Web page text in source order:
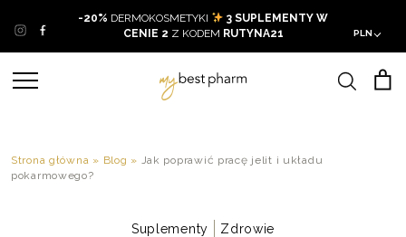
to
-20% DERMOKOSMETYKI
3 SUPLEMENTY W
CENIE 2 Z KODEM RUTYNA21 PLN
Strona główna » Blog » Jak poprawić pracę jelit i układu
pokarmowego?
Suplementy Zdrowie